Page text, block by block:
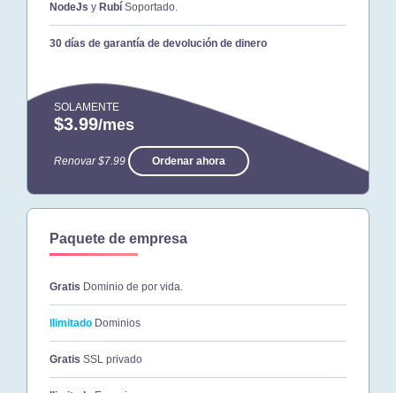
NodeJs y Rubí Soportado.
30 días de garantía de devolución de dinero
SOLAMENTE
$3.99/mes
Renovar $7.99 Ordenar ahora
Paquete de empresa
Gratis Dominio de por vida.
Ilimitado Dominios
Gratis SSL privado